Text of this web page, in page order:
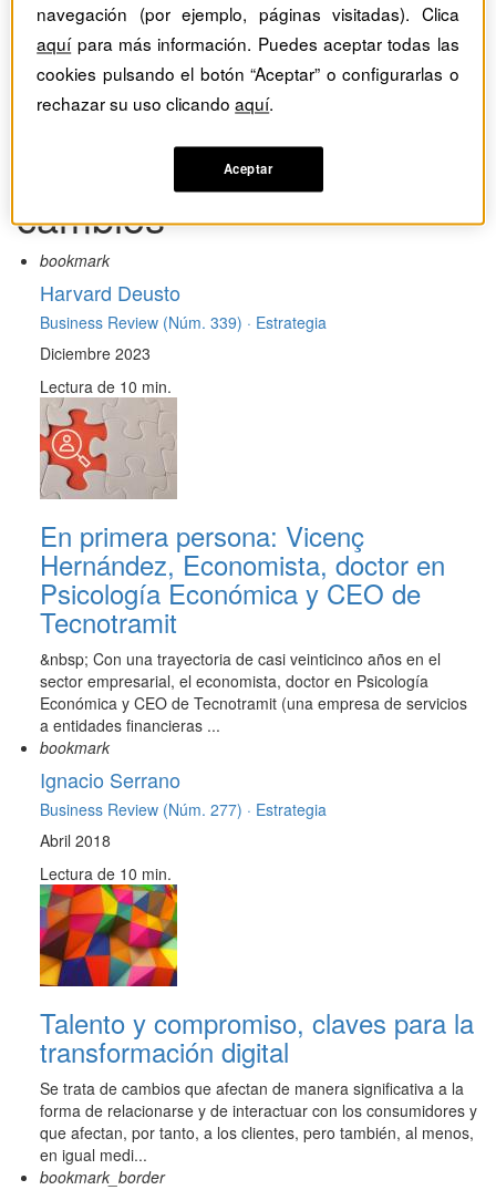
Revistas Harvard Deusto tag
Artículos con el Tag:
cambios
bookmark
Harvard Deusto
Business Review (Núm. 339) · Estrategia
Diciembre 2023
Lectura de 10 min.
En primera persona: Vicenç
Hernández, Economista, doctor en
Psicología Económica y CEO de
Tecnotramit
&nbsp; Con una trayectoria de casi veinticinco años en el
sector empresarial, el economista, doctor en Psicología
Económica y CEO de Tecnotramit (una empresa de servicios
a entidades financieras ...
bookmark
Ignacio Serrano
Business Review (Núm. 277) · Estrategia
Abril 2018
Lectura de 10 min.
Talento y compromiso, claves para la
transformación digital
Se trata de cambios que afectan de manera significativa a la
forma de relacionarse y de interactuar con los consumidores y
que afectan, por tanto, a los clientes, pero también, al menos,
en igual medi...
bookmark_border
navegación (por ejemplo, páginas visitadas). Clica
aquípara más información. Puedes aceptar todas las
cookies pulsando el botón “Aceptar” o configurarlas o
rechazar su uso clicandoaquí.
Aceptar